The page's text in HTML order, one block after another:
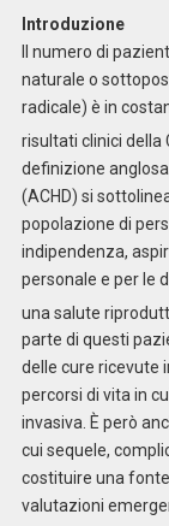
Introduzione
Il numero di
naturale o
radicale) è in
risultati clinici della
definizione
(ACHD) si
popolazione di
indipendenza,
personale e per le
una salute
parte di questi
delle cure ricevute
percorsi di vita in
invasiva. È però
cui sequele,
costituire una
valutazioni